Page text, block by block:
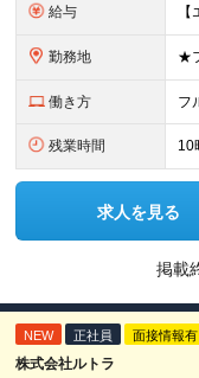
給与
勤務地
働き方 フ
残業時間 10
求人を見る
掲載
NEW 正社員 面接情報有
株式会社ルトラ